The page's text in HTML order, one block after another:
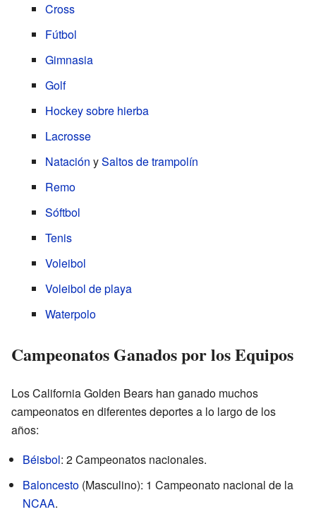
Cross
Fútbol
Gimnasia
Golf
Hockey sobre hierba
Lacrosse
Natación ySaltos de trampolín
Remo
Sóftbol
Tenis
Voleibol
Voleibol de playa
Waterpolo
Campeonatos Ganados por los Equipos
Los California Golden Bears han ganado muchos
campeonatos en diferentes deportes a lo largo de los
años:
Béisbol: 2 Campeonatos nacionales.
Baloncesto (Masculino): 1 Campeonato nacional de la
NCAA.